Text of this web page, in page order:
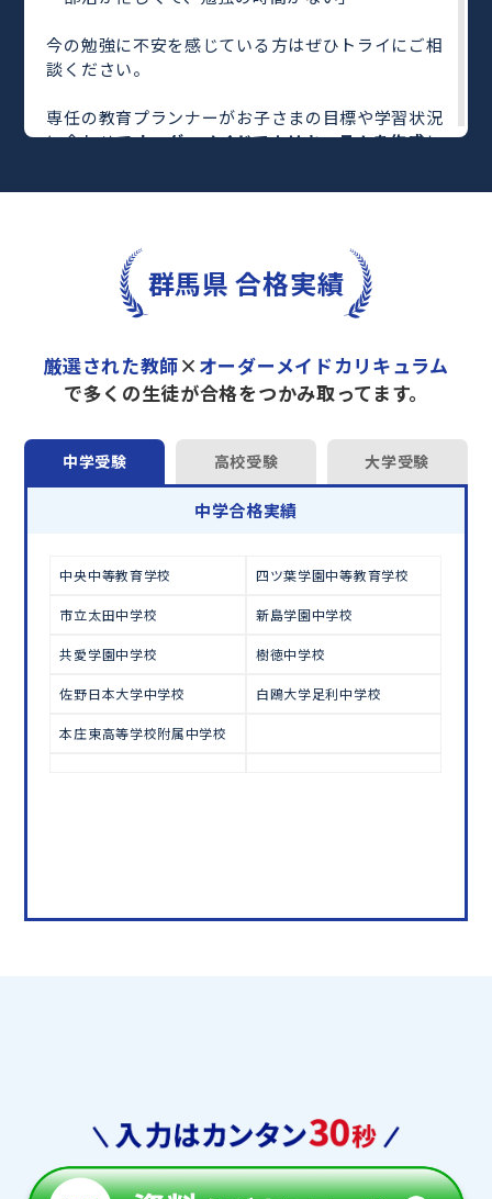
今の勉強に不安を感じている方はぜひトライにご相
談ください。
専任の教育プランナーがお子さまの目標や学習状況
に合わせてオーダーメイドでカリキュラムを作成し
完全マンツーマンで自分に合った教師がわかるまで
さらに、単元別の学習の理解度がわかる「AI学習診
や授業内容や授業以外の勉強をナビゲートする
「DAILY TRY」
など、豊富な学習コンテンツが
トライで一緒に“自己最高得点”を目指しません
か？
オンラインでの学習面談も承っております。
学習相談のお申し込みはこちら
群馬県 合格実績
厳選された教師× オーダーメイドカリキュラム
で多くの生徒が合格をつかみ取ってます。
中学受験 高校受験 大学受験
中学合格実績
中央中等教育学校 四ツ葉学園中等教育学校
市立太田中学校 新島学園中学校
共愛学園中学校 樹徳中学校
佐野日本大学中学校 白鴎大学足利中学校
本庄東高等学校附属中学校